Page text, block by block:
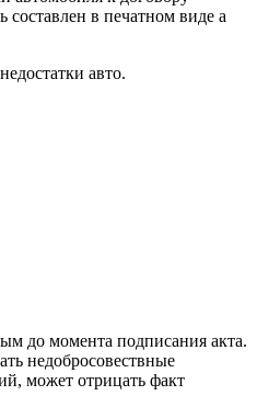
в печатном виде а
авто.
до момента подписания акта.
недобросовествные
может отрицать факт